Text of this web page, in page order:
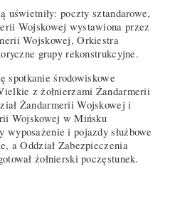
uświetniły: poczty sztandarowe,
Wojskowej wystawiona przez
Wojskowej, Orkiestra
grupy rekonstrukcyjne.
spotkanie środowiskowe
z żołnierzami Żandarmerii
Żandarmerii Wojskowej i
Wojskowej w Mińsku
wyposażenie i pojazdy służbowe
a Oddział Zabezpieczenia
żołnierski poczęstunek.